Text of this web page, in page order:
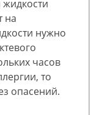
на
нужно
часов
то
опасений.